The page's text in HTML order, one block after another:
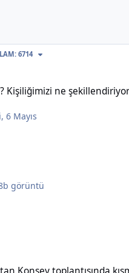
6714
Kişiliğimizi ne
,6 Mayıs
görüntü